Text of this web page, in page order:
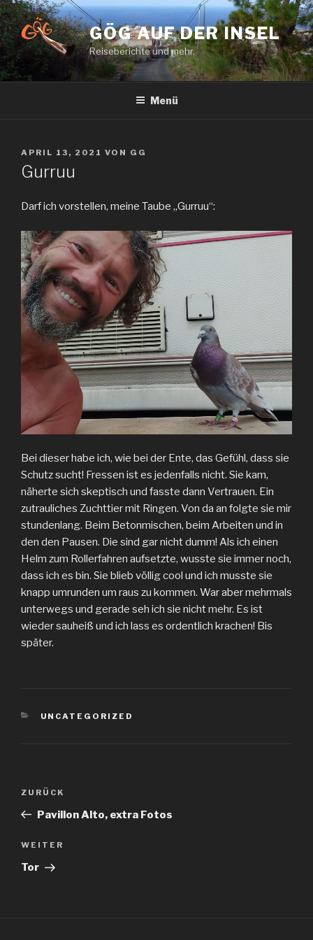
Zum
Inhalt
springen
GÖG AUF DER INSEL
Reiseberichte und mehr.
Menü
VERÖFFENTLICHT
AM
APRIL 13, 2021 VON GG
Gurruu
Darf ich vorstellen, meine Taube „Gurruu“:
Bei dieser habe ich, wie bei der Ente, das Gefühl, dass sie
Schutz sucht! Fressen ist es jedenfalls nicht. Sie kam,
näherte sich skeptisch und fasste dann Vertrauen. Ein
zutrauliches Zuchttier mit Ringen. Von da an folgte sie mir
stundenlang. Beim Betonmischen, beim Arbeiten und in
den den Pausen. Die sind gar nicht dumm! Als ich einen
Helm zum Rollerfahren aufsetzte, wusste sie immer noch,
dass ich es bin. Sie blieb völlig cool und ich musste sie
knapp umrunden um raus zu kommen. War aber mehrmals
unterwegs und gerade seh ich sie nicht mehr. Es ist
wieder sauheiß und ich lass es ordentlich krachen! Bis
später.
KATEGORIEN
UNCATEGORIZED
Beitragsnavigation
Vorheriger
Beitrag
ZURÜCK
Pavillon Alto, extra Fotos
Nächster
Beitrag
WEITER
Tor